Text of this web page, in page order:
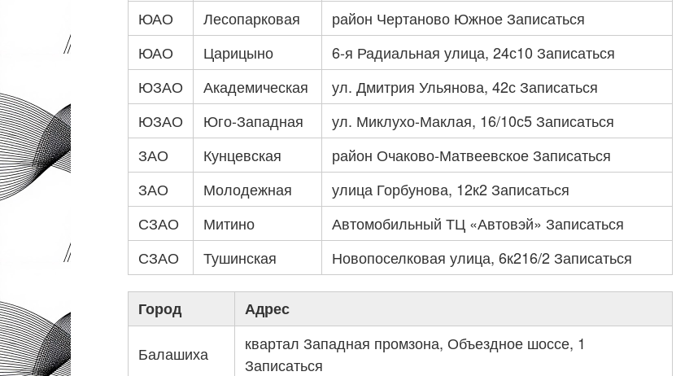
ЮАО
Лесопарковая
район Чертаново Южное Записаться
ЮАО
Царицыно
6-я Радиальная улица, 24с10 Записаться
ЮЗАО
Академическая
ул. Дмитрия Ульянова, 42с Записаться
ЮЗАО
Юго-Западная
ул. Миклухо-Маклая, 16/10с5 Записаться
ЗАО
Кунцевская
район Очаково-Матвеевское Записаться
ЗАО
Молодежная
улица Горбунова, 12к2 Записаться
СЗАО
Митино
Автомобильный ТЦ «Автовэй» Записаться
СЗАО
Тушинская Новопоселковая улица, 6к216/2 Записаться
Город Адрес
Балашиха
квартал Западная промзона, Объездное шоссе, 1
Записаться